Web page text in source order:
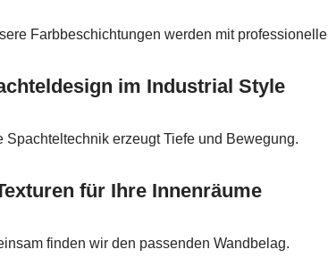
Farbbeschichtungen werden mit
im Industrial Style
Spachteltechnik erzeugt Tiefe und Bewegung.
für Ihre Innenräume
finden wir den passenden Wandbelag.